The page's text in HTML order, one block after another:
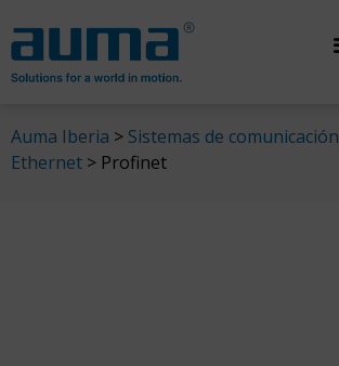
al
contenido
Auma Iberia > Sistemas de comunicación
Ethernet > Profinet